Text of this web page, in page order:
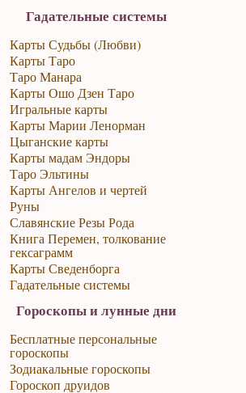
Гадательные системы
Карты Судьбы (Любви)
Карты Таро
Таро Манара
Карты Ошо Дзен Таро
Игральные карты
Карты Марии Ленорман
Цыганские карты
Карты мадам Эндоры
Таро Эльтины
Карты Ангелов и чертей
Руны
Славянские Резы Рода
Книга Перемен, толкование
гексаграмм
Карты Сведенборга
Гадательные системы
Гороскопы и лунные дни
Бесплатные персональные
гороскопы
Зодиакальные гороскопы
Гороскоп друидов